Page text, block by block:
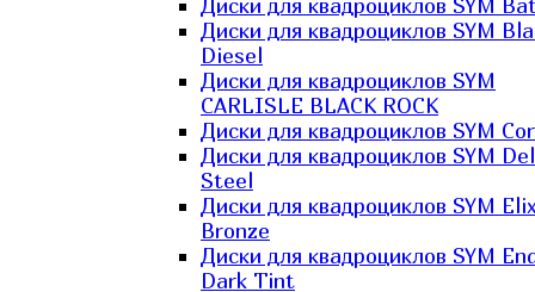
Диски для квадроциклов SYM
Диски для квадроциклов SYM
Diesel
Диски для квадроциклов SYM
CARLISLE BLACK ROCK
Диски для квадроциклов SYM
Диски для квадроциклов SYM
Steel
Диски для квадроциклов SYM
Bronze
Диски для квадроциклов SYM
Dark Tint